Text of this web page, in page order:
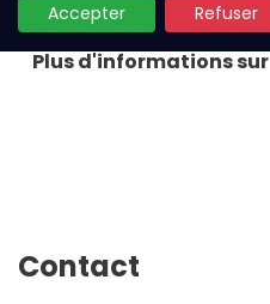
Refuser
Accepter
Plus d'informations sur
Contact